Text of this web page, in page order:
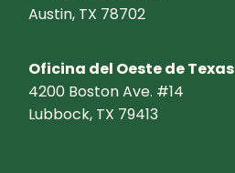
Austin, TX 78702
Oficina del Oeste de Texas
4200 Boston Ave. #14
Lubbock, TX 79413